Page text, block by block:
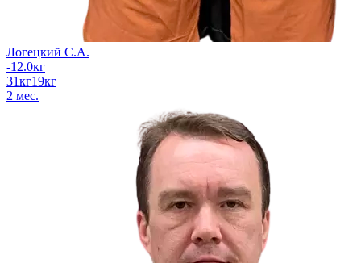
Логецкий С.А.
-12.0кг
31кг19кг
2 мес.